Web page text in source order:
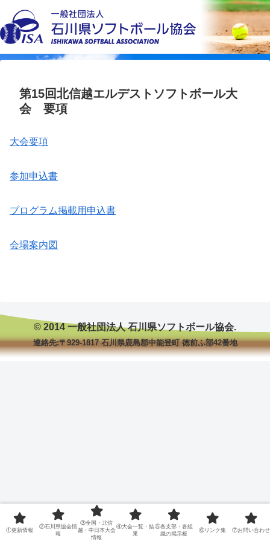
第15回北信越エルデストソフトボール大
会 要項
大会要項
参加申込書
プログラム掲載用申込書
会場案内図
© 2014 一般社団法人 石川県ソフトボール協会.
連絡先:〒929-1817 石川県鹿島郡中能登町 徳前ふ部42番地
①更新情報
②石川県協会情
報
③全国・北信
越・中日本大会
情報
④大会一覧・結
果
⑤各支部・各組
織の掲示板
⑥リンク集 ⑦お問い合わせ